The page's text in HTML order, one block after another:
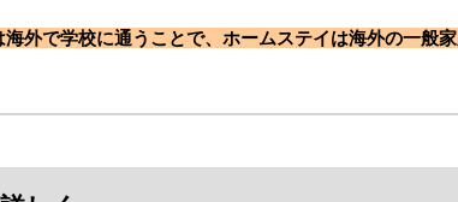
海外で学校に通うことで、ホームステイは海外の一般